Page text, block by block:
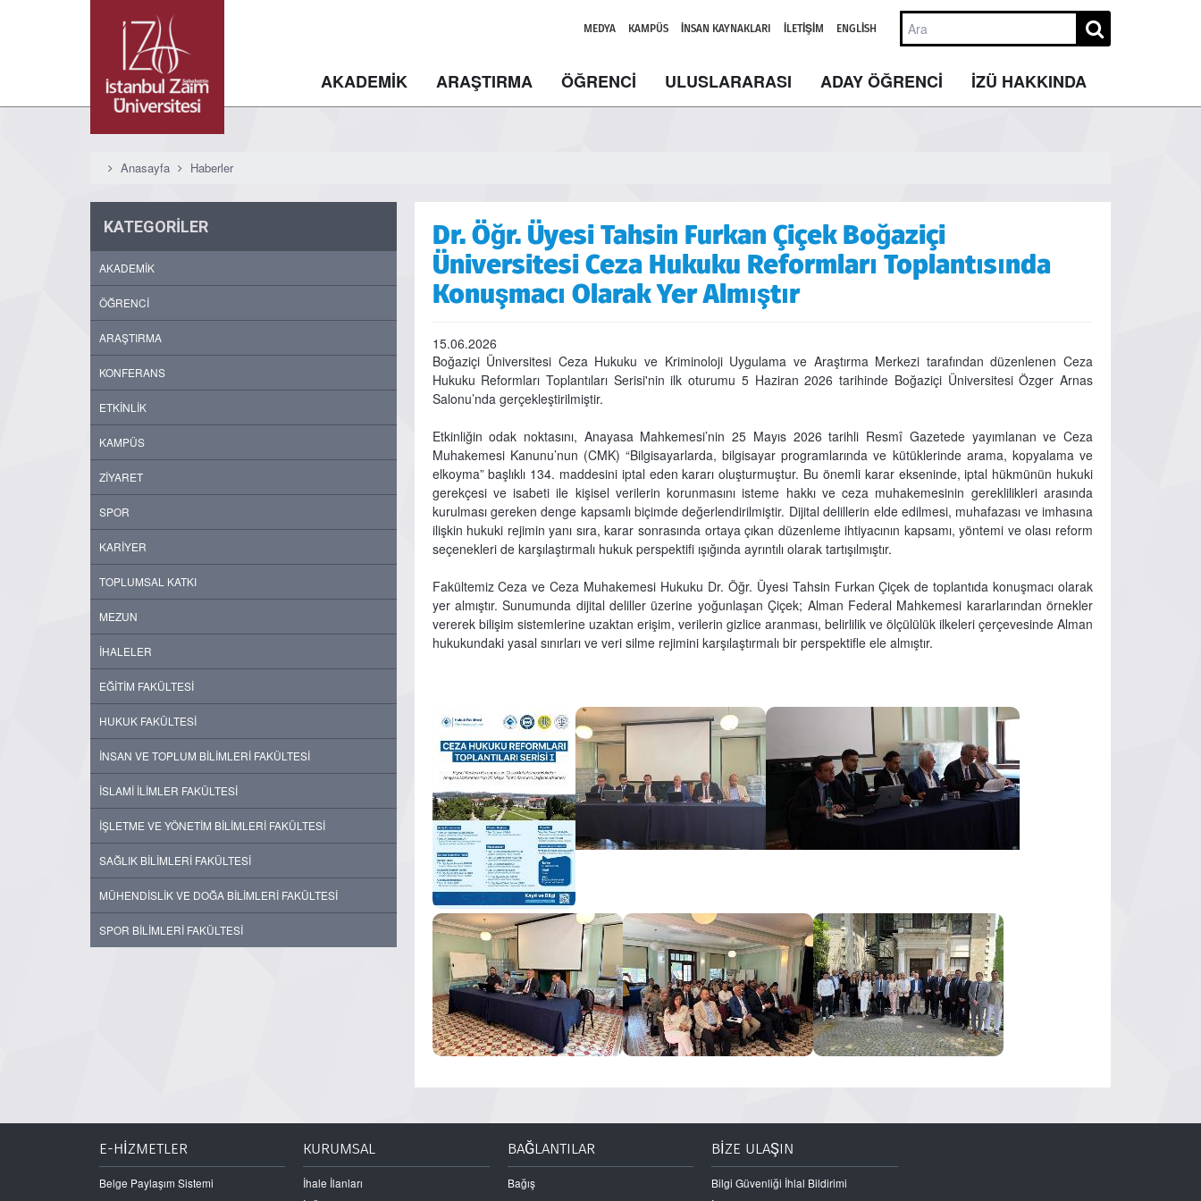
MEDYA KAMPÜS İNSAN KAYNAKLARI İLETIŞIM ENGLISH
AKADEMİK ARAŞTIRMA ÖĞRENCİ ULUSLARARASI ADAY ÖĞRENCİ İZÜ HAKKINDA
Anasayfa Haberler
KATEGORİLER
AKADEMİK
ÖĞRENCİ
ARAŞTIRMA
KONFERANS
ETKİNLİK
KAMPÜS
ZİYARET
SPOR
KARİYER
TOPLUMSAL KATKI
MEZUN
İHALELER
EĞİTİM FAKÜLTESİ
HUKUK FAKÜLTESİ
İNSAN VE TOPLUM BİLİMLERİ FAKÜLTESİ
İSLAMİ İLİMLER FAKÜLTESİ
İŞLETME VE YÖNETİM BİLİMLERİ FAKÜLTESİ
SAĞLIK BİLİMLERİ FAKÜLTESİ
MÜHENDİSLİK VE DOĞA BİLİMLERİ FAKÜLTESİ
SPOR BİLİMLERİ FAKÜLTESİ
Dr. Öğr. Üyesi Tahsin Furkan Çiçek Boğaziçi
Üniversitesi Ceza Hukuku Reformları Toplantısında
Konuşmacı Olarak Yer Almıştır
15.06.2026
Boğaziçi Üniversitesi Ceza Hukuku ve Kriminoloji Uygulama ve Araştırma Merkezi tarafından düzenlenen Ceza
Hukuku Reformları Toplantıları Serisi'nin ilk oturumu 5 Haziran 2026 tarihinde Boğaziçi Üniversitesi Özger Arnas
Salonu’nda gerçekleştirilmiştir.
Etkinliğin odak noktasını, Anayasa Mahkemesi’nin 25 Mayıs 2026 tarihli Resmî Gazetede yayımlanan ve Ceza
Muhakemesi Kanunu’nun (CMK) “Bilgisayarlarda, bilgisayar programlarında ve kütüklerinde arama, kopyalama ve
elkoyma” başlıklı 134. maddesini iptal eden kararı oluşturmuştur. Bu önemli karar ekseninde, iptal hükmünün hukuki
gerekçesi ve isabeti ile kişisel verilerin korunmasını isteme hakkı ve ceza muhakemesinin gereklilikleri arasında
kurulması gereken denge kapsamlı biçimde değerlendirilmiştir. Dijital delillerin elde edilmesi, muhafazası ve imhasına
ilişkin hukuki rejimin yanı sıra, karar sonrasında ortaya çıkan düzenleme ihtiyacının kapsamı, yöntemi ve olası reform
seçenekleri de karşılaştırmalı hukuk perspektifi ışığında ayrıntılı olarak tartışılmıştır.
Fakültemiz Ceza ve Ceza Muhakemesi Hukuku Dr. Öğr. Üyesi Tahsin Furkan Çiçek de toplantıda konuşmacı olarak
yer almıştır. Sunumunda dijital deliller üzerine yoğunlaşan Çiçek; Alman Federal Mahkemesi kararlarından örnekler
vererek bilişim sistemlerine uzaktan erişim, verilerin gizlice aranması, belirlilik ve ölçülülük ilkeleri çerçevesinde Alman
hukukundaki yasal sınırları ve veri silme rejimini karşılaştırmalı bir perspektifle ele almıştır.
E-HİZMETLER
Belge Paylaşım Sistemi
KURUMSAL
İhale İlanları
BAĞLANTILAR
Bağış
BİZE ULAŞIN
Bilgi Güvenliği İhlal Bildirimi